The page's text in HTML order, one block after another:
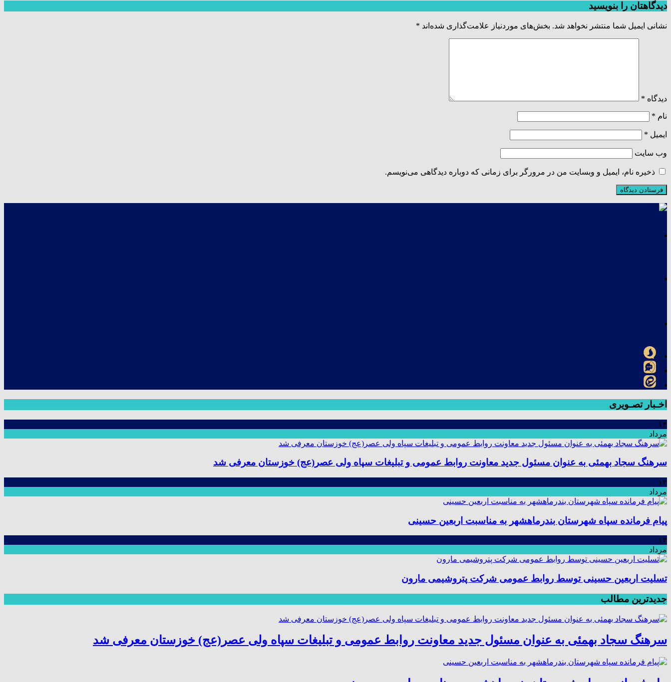
دیدگاهتان را بنویسید
نشانی ایمیل شما منتشر نخواهد شد. بخش‌های موردنیاز علامت‌گذاری شده‌اند *
دیدگاه *
نام *
ایمیل *
وب‌ سایت
ذخیره نام، ایمیل و وبسایت من در مرورگر برای زمانی که دوباره دیدگاهی می‌نویسم.
اخـبار تصـویری
۱۴
مرداد
سرهنگ سجاد بهمئی به عنوان مسئول جدید معاونت روابط عمومی و تبلیغات سپاه ولی عصر(عج) خوزستان معرفی شد
۱۳
مرداد
پیام فرمانده سپاه شهرستان بندرماهشهر به مناسبت اربعین حسینی
۱۳
مرداد
تسلیت اربعین حسینی توسط روابط عمومی شرکت پتروشیمی مارون
جدیدترین مطالب
سرهنگ سجاد بهمئی به عنوان مسئول جدید معاونت روابط عمومی و تبلیغات سپاه ولی عصر(عج) خوزستان معرفی شد